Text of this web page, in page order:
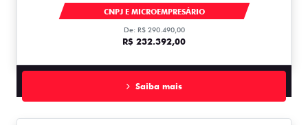
CNPJ E MICROEMPRESÁRIO
De: R$ 290.490,00
R$ 232.392,00
Saiba mais